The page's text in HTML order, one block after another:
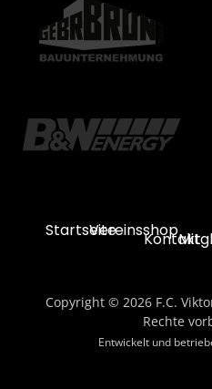
StartseiteVereinsshop
Kontakt
Copyright © 2026 F.C.
Rechte
Entwickelt und